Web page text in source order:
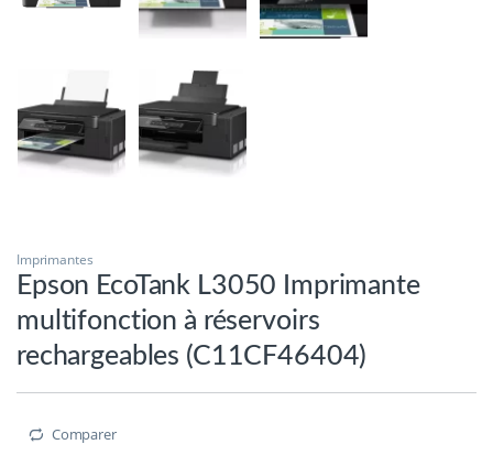
Imprimantes
Epson EcoTank L3050 Imprimante
multifonction à réservoirs
rechargeables (C11CF46404)
Comparer